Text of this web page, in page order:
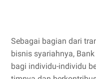
Sebagai bagian dari
bisnis syariahnya,
bagi individu-individu